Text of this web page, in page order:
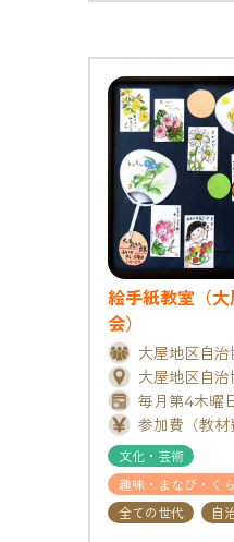
絵手紙教室（
会）
大屋地区自治
大屋地区自治
毎月第4木曜
参加費（教材
文化・芸術
趣味・まなび・く
全ての世代
自